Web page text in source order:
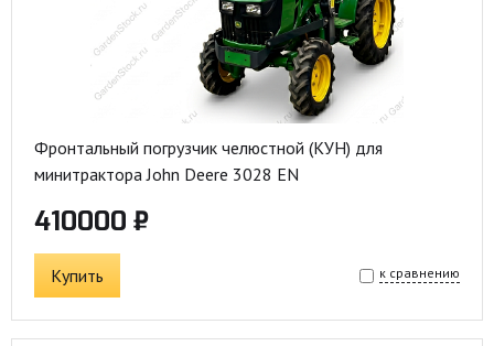
Фронтальный погрузчик челюстной (КУН) для
минитрактора John Deere 3028 EN
410000 ₽
Купить к сравнению